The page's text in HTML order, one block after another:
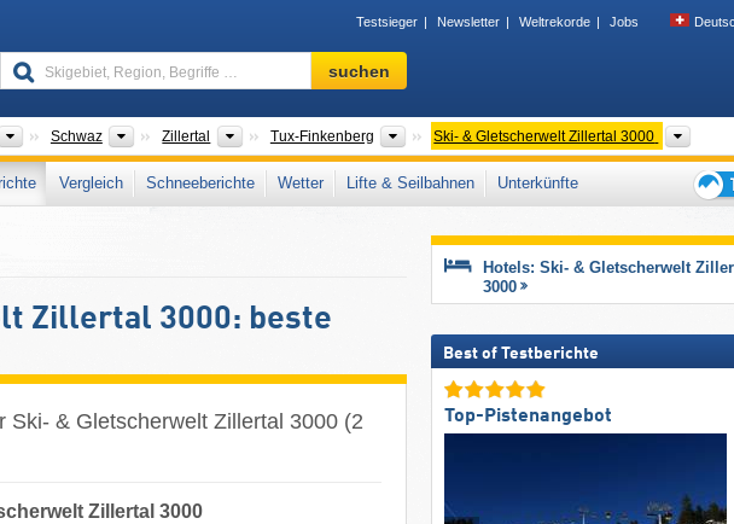
Testsieger Newsletter Weltrekorde Jobs
Skigebiet,
Region,
…
suchen
Schwaz Bezirke
Zillertal Tourismusregionen
Tux-Finkenberg Tourismusregionen
Ski- & Gletscherwelt Zillertal 3000
Vergleich Schneeberichte Wetter Lifte & Seilbahnen
Unterkünfte
für
den
Zillertal 3000: beste
Ski- & Gletscherwelt Zillertal 3000 (2
Zillertal 3000
Hotels: Ski- & Gletscherwelt
3000
Best of Testberichte
Top-Pistenangebot